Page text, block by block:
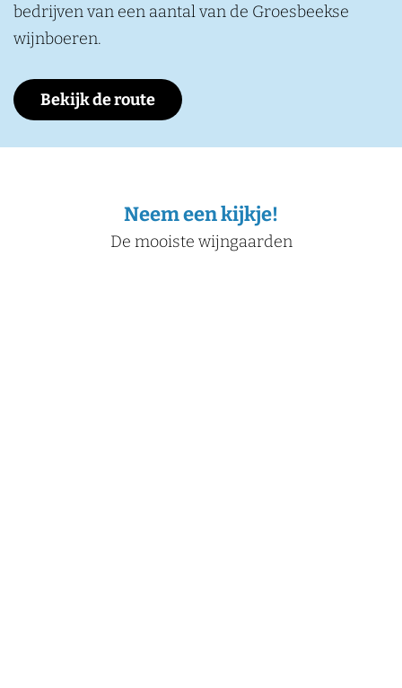
bedrijven van een aantal van de Groesbeekse
wijnboeren.
Bekijk de route
Neem een kijkje!
De mooiste wijngaarden